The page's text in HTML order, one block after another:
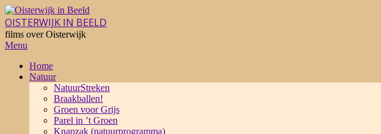
Skip
to
content
OISTERWIJK IN BEELD
films over Oisterwijk
Primary
Menu
Menu
Home
Natuur
NatuurStreken
Braakballen!
Groen voor Grijs
Parel in ’t Groen
Knapzak (natuurprogramma)